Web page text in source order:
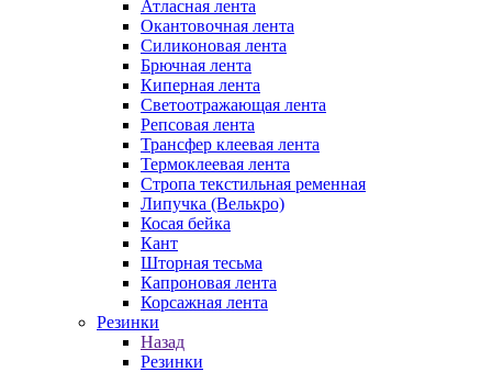
Атласная лента
Окантовочная лента
Силиконовая лента
Брючная лента
Киперная лента
Светоотражающая лента
Репсовая лента
Трансфер клеевая лента
Термоклеевая лента
Стропа текстильная ременная
Липучка (Велькро)
Косая бейка
Кант
Шторная тесьма
Капроновая лента
Корсажная лента
Резинки
Назад
Резинки